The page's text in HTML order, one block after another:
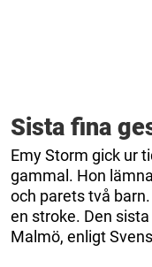
Sista fina
Emy Storm gick ur
gammal. Hon
och parets två
en stroke. Den
Malmö, enligt